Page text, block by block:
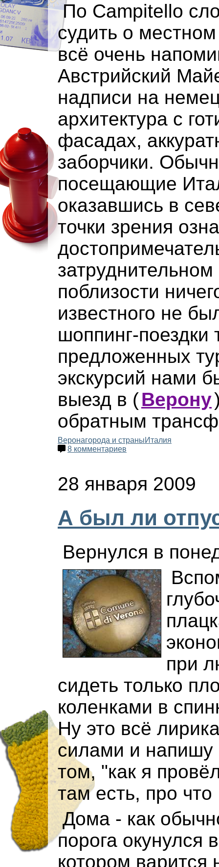
По Campitello
судить о
всё очень
Австрийский
надписи на
архитектура с
фасадах,
заборчики.
посещающие
оказавшись в
точки зрения
поблизости
известного не
шоппинг-
предложенных
экскурсий нами
выезд в (Верону
обратным
Веронагорода и страныИталия
8 комментариев
28 января 2009
А был ли
Вернулся в
при
сидеть только
коленками в
Ну это всё
силами и напишу
том, "как я
там есть, про что
Дома - как
порога окунулся
котором варится